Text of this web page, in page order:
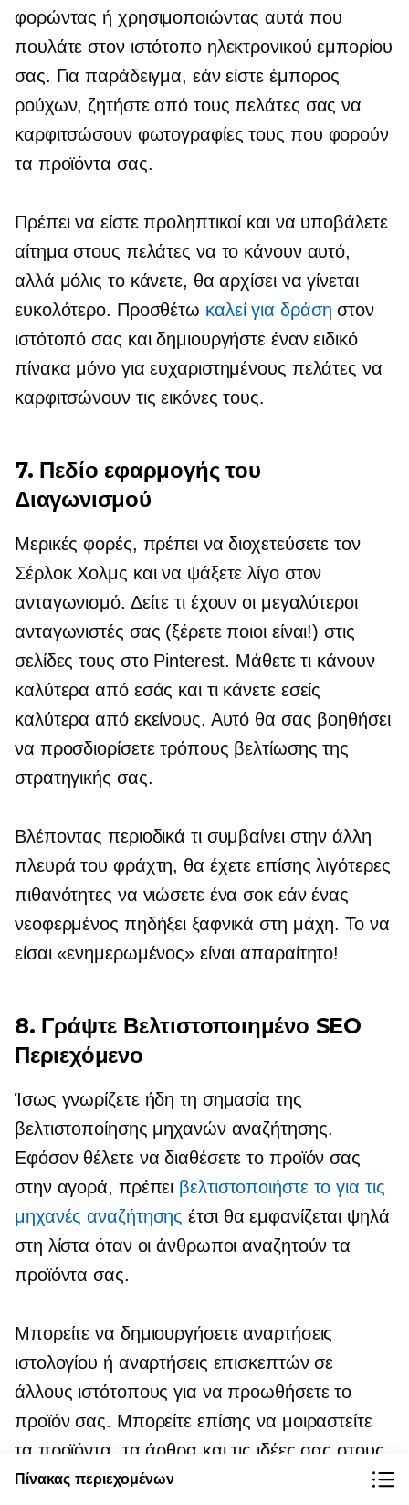
φορώντας ή χρησιμοποιώντας αυτά που
πουλάτε στον ιστότοπο ηλεκτρονικού εμπορίου
σας. Για παράδειγμα, εάν είστε έμπορος
ρούχων, ζητήστε από τους πελάτες σας να
καρφιτσώσουν φωτογραφίες τους που φορούν
τα προϊόντα σας.
Πρέπει να είστε προληπτικοί και να υποβάλετε
αίτημα στους πελάτες να το κάνουν αυτό,
αλλά μόλις το κάνετε, θα αρχίσει να γίνεται
ευκολότερο. Προσθέτω καλεί για δράση στον
ιστότοπό σας και δημιουργήστε έναν ειδικό
πίνακα μόνο για ευχαριστημένους πελάτες να
καρφιτσώνουν τις εικόνες τους.
7. Πεδίο εφαρμογής του
Διαγωνισμού
Μερικές φορές, πρέπει να διοχετεύσετε τον
Σέρλοκ Χολμς και να ψάξετε λίγο στον
ανταγωνισμό. Δείτε τι έχουν οι μεγαλύτεροι
ανταγωνιστές σας (ξέρετε ποιοι είναι!) στις
σελίδες τους στο Pinterest. Μάθετε τι κάνουν
καλύτερα από εσάς και τι κάνετε εσείς
καλύτερα από εκείνους. Αυτό θα σας βοηθήσει
να προσδιορίσετε τρόπους βελτίωσης της
στρατηγικής σας.
Βλέποντας περιοδικά τι συμβαίνει στην άλλη
πλευρά του φράχτη, θα έχετε επίσης λιγότερες
πιθανότητες να νιώσετε ένα σοκ εάν ένας
νεοφερμένος πηδήξει ξαφνικά στη μάχη. Το να
είσαι «ενημερωμένος» είναι απαραίτητο!
8. Γράψτε Βελτιστοποιημένο SEO
Περιεχόμενο
Ίσως γνωρίζετε ήδη τη σημασία της
βελτιστοποίησης μηχανών αναζήτησης.
Εφόσον θέλετε να διαθέσετε το προϊόν σας
στην αγορά, πρέπει βελτιστοποιήστε το για τις
μηχανές αναζήτησης έτσι θα εμφανίζεται ψηλά
στη λίστα όταν οι άνθρωποι αναζητούν τα
προϊόντα σας.
Μπορείτε να δημιουργήσετε αναρτήσεις
ιστολογίου ή αναρτήσεις επισκεπτών σε
άλλους ιστότοπους για να προωθήσετε το
προϊόν σας. Μπορείτε επίσης να μοιραστείτε
τα προϊόντα, τα άρθρα και τις ιδέες σας στους
δικούς σας πίνακες Pinterest.
Πίνακας περιεχομένων